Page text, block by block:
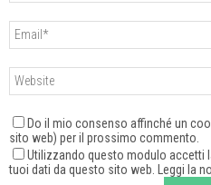
Do il mio consenso affinché un
sito web) per il prossimo commento.
Utilizzando questo modulo accetti
tuoi dati da questo sito web. Leggi la